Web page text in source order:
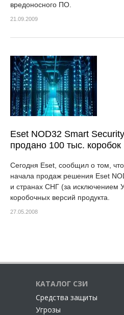
вредоносного ПО.
21.09.2009
Eset NOD32 Smart
продано 100 тыс. коробок
Сегодня Eset, сообщил о том,
начала продаж решения Eset
и странах СНГ (за исключением
коробочных версий продукта.
27.05.2008
КАТАЛОГ СЗИ
Cредства защиты
Угрозы